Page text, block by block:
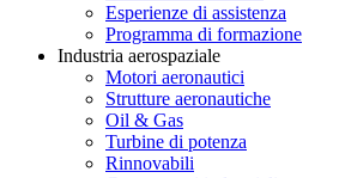
Esperienze di assistenza
Programma di formazione
Industria aerospaziale
Motori aeronautici
Strutture aeronautiche
Oil & Gas
Turbine di potenza
Rinnovabili